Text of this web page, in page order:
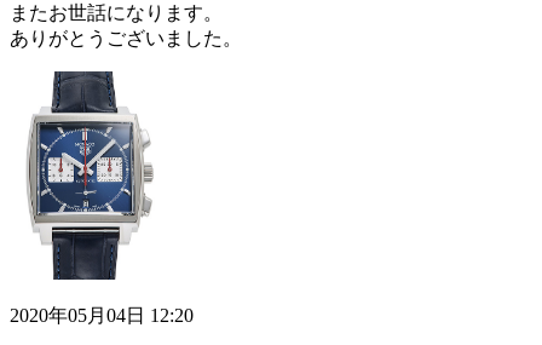
またお世話になります。
ありがとうございました。
2020年05月04日 12:20